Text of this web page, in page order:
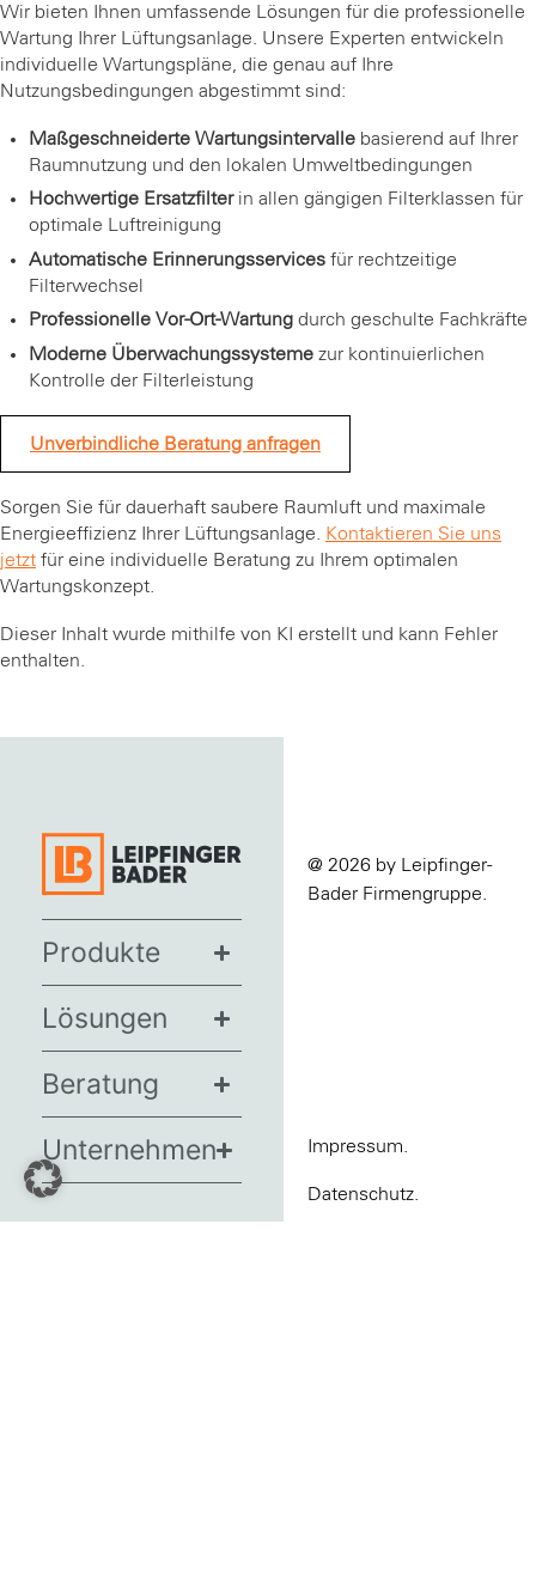
Wir bieten Ihnen umfassende Lösungen für die professionelle
Wartung Ihrer Lüftungsanlage. Unsere Experten entwickeln
individuelle Wartungspläne, die genau auf Ihre
Nutzungsbedingungen abgestimmt sind:
Maßgeschneiderte Wartungsintervalle basierend auf Ihrer
Raumnutzung und den lokalen Umweltbedingungen
Hochwertige Ersatzfilterin allen gängigen Filterklassen für
optimale Luftreinigung
Automatische Erinnerungsservices für rechtzeitige
Filterwechsel
Professionelle Vor-Ort-Wartung durch geschulte Fachkräfte
Moderne Überwachungssysteme zur kontinuierlichen
Kontrolle der Filterleistung
Unverbindliche Beratung anfragen
Sorgen Sie für dauerhaft saubere Raumluft und maximale
Energieeffizienz Ihrer Lüftungsanlage.
Kontaktieren Sie uns
jetzt für eine individuelle Beratung zu Ihrem optimalen
Wartungskonzept.
Dieser Inhalt wurde mithilfe von KI erstellt und kann Fehler
enthalten.
Produkte
Lösungen
Beratung
Unternehmen
@ 2026 by Leipfinger-
Bader Firmengruppe.
Impressum.
Datenschutz.